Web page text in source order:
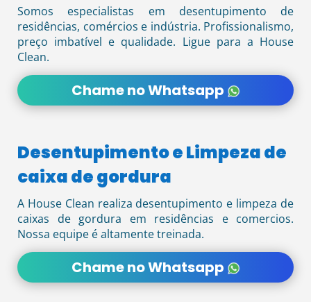
Somos especialistas em desentupimento de
residências, comércios e indústria. Profissionalismo,
preço imbatível e qualidade. Ligue para a House
Clean.
Chame no Whatsapp
Desentupimento e Limpeza de
caixa de gordura
A House Clean realiza desentupimento e limpeza de
caixas de gordura em residências e comercios.
Nossa equipe é altamente treinada.
Chame no Whatsapp